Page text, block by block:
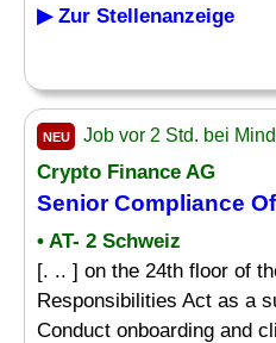
▶ Zur Stellenanzeige
NEU Job vor 2 Std. bei
Crypto Finance AG
Senior Compliance
• AT- 2 Schweiz
[. .. ] on the 24th floor of
Responsibilities Act as a
Conduct onboarding and